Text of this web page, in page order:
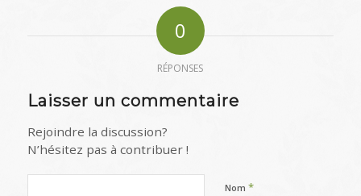
0
RÉPONSES
Laisser un commentaire
Rejoindre la discussion?
N’hésitez pas à contribuer !
Nom *